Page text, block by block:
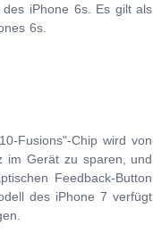
iPhone 6s. Es gilt als
6s.
Fusions"-Chip wird von
im Gerät zu sparen, und
Feedback-Button
des iPhone 7 verfügt